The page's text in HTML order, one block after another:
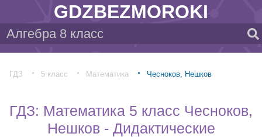
GDZBEZMOROKI
ГДЗ 5 класс Математика Чесноков, Нешков
ГДЗ: Математика 5 класс Чесноков,
Нешков - Дидактические